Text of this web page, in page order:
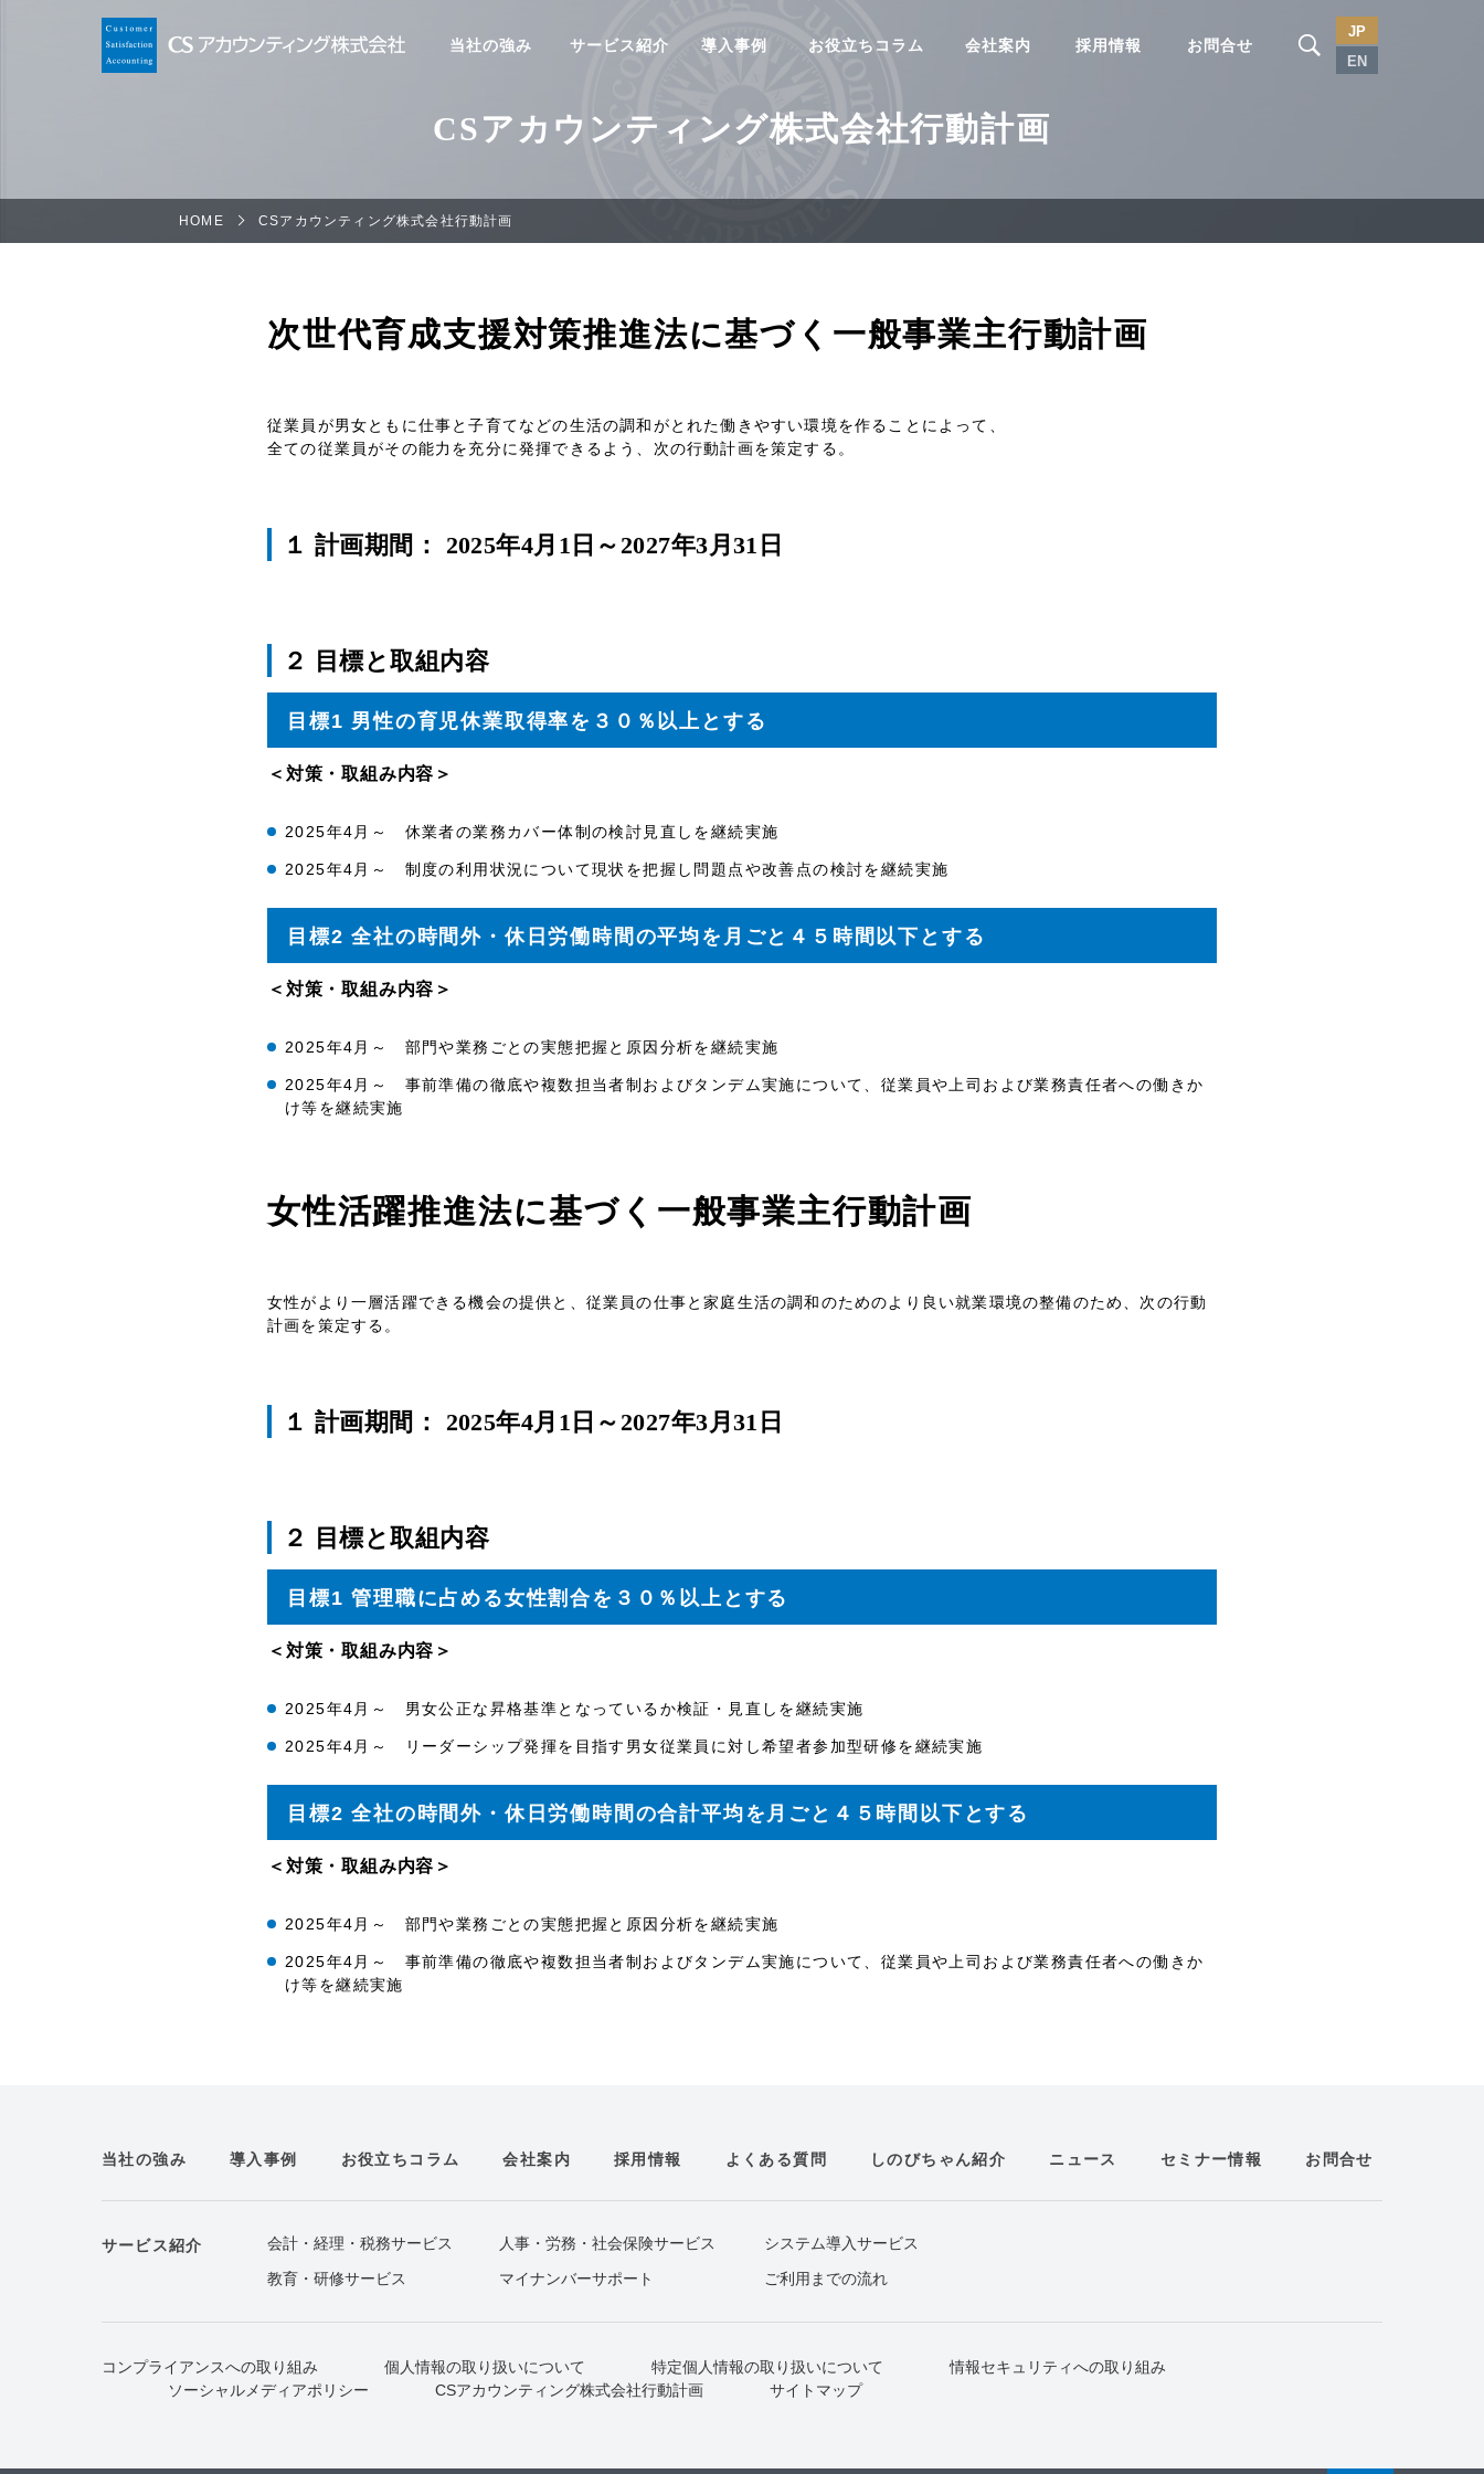
当社の強み サービス紹介 導入事例 お役立ちコラム 会社案内 採用情報 お問合せ
JP
EN
CSアカウンティング株式会社行動計画
HOME CSアカウンティング株式会社行動計画
次世代育成支援対策推進法に基づく一般事業主行動計画
従業員が男女ともに仕事と子育てなどの生活の調和がとれた働きやすい環境を作ることによって、
全ての従業員がその能力を充分に発揮できるよう、次の行動計画を策定する。
１ 計画期間： 2025年4月1日～2027年3月31日
２ 目標と取組内容
目標1 男性の育児休業取得率を３０％以上とする
＜対策・取組み内容＞
2025年4月～ 休業者の業務カバー体制の検討見直しを継続実施
2025年4月～ 制度の利用状況について現状を把握し問題点や改善点の検討を継続実施
目標2 全社の時間外・休日労働時間の平均を月ごと４５時間以下とする
＜対策・取組み内容＞
2025年4月～ 部門や業務ごとの実態把握と原因分析を継続実施
2025年4月～ 事前準備の徹底や複数担当者制およびタンデム実施について、従業員や上司および業務責任者への働きか
け等を継続実施
女性活躍推進法に基づく一般事業主行動計画
女性がより一層活躍できる機会の提供と、従業員の仕事と家庭生活の調和のためのより良い就業環境の整備のため、次の行動
計画を策定する。
１ 計画期間： 2025年4月1日～2027年3月31日
２ 目標と取組内容
目標1 管理職に占める女性割合を３０％以上とする
＜対策・取組み内容＞
2025年4月～ 男女公正な昇格基準となっているか検証・見直しを継続実施
2025年4月～ リーダーシップ発揮を目指す男女従業員に対し希望者参加型研修を継続実施
目標2 全社の時間外・休日労働時間の合計平均を月ごと４５時間以下とする
＜対策・取組み内容＞
2025年4月～ 部門や業務ごとの実態把握と原因分析を継続実施
2025年4月～ 事前準備の徹底や複数担当者制およびタンデム実施について、従業員や上司および業務責任者への働きか
け等を継続実施
当社の強み 導入事例 お役立ちコラム 会社案内 採用情報 よくある質問 しのびちゃん紹介 ニュース セミナー情報 お問合せ
サービス紹介 会計・経理・税務サービス 人事・労務・社会保険サービス
システム導入サービス
教育・研修サービス
マイナンバーサポート ご利用までの流れ
コンプライアンスへの取り組み 個人情報の取り扱いについて 特定個人情報の取り扱いについて
情報セキュリティへの取り組み
ソーシャルメディアポリシー
CSアカウンティング株式会社行動計画 サイトマップ